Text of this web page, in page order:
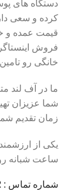
کرده و سعی
قیمت عمده و
فروش
خانگی رو تامین
ما در آف لند
شما عزیزان
زمان تقدیم
ساعت شبانه روز و ۷ روز هفته
شماره تماس :